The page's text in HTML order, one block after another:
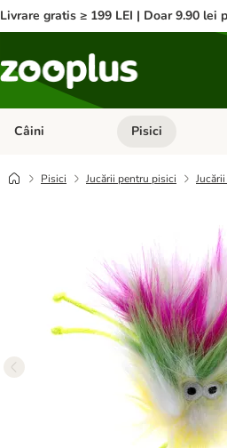
Livrare gratis ≥ 199 LEI | Doar 9.90 lei
Câini Deschideți meniul
Pisici
Pisici Jucării pentru pisici